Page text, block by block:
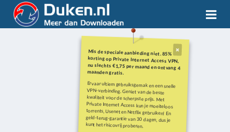
Mis de speciale aanbieding niet. 85%
korting op Private Internet Access VPN,
nu slechts €1,75 per maand en ontvang 4
maanden gratis.
Ervaar ultiem gebruiksgemak en een snelle
VPN-verbinding. Geniet van de beste
kwaliteit voor de scherpste prijs. Met
Private Internet Access kun je moeiteloos
torrents, Usenet en Netflix gebruiken! En
geld-terug-garantie van 30 dagen, dus je
kunt het risicovrij proberen.